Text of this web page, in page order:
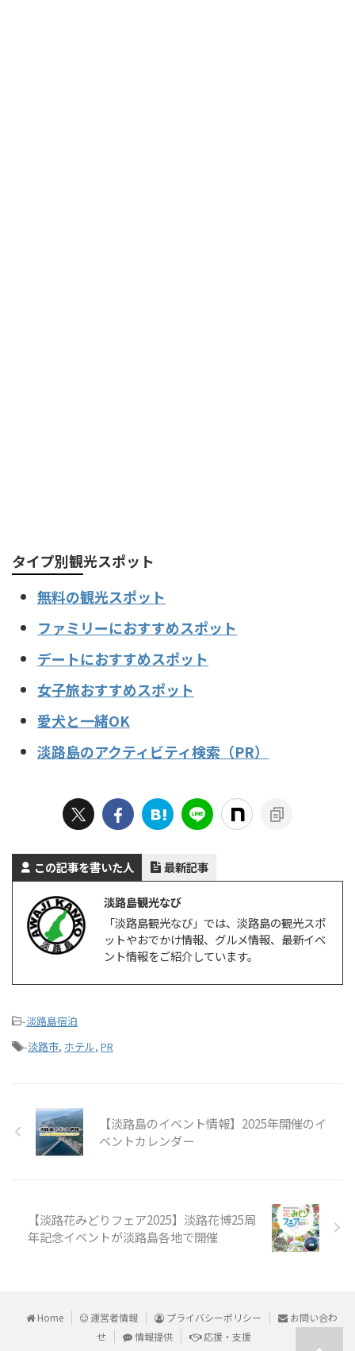
タイプ別観光スポット
無料の観光スポット
ファミリーにおすすめスポット
デートにおすすめスポット
女子旅おすすめスポット
愛犬と一緒OK
淡路島のアクティビティ検索（PR）
この記事を書いた人 最新記事
淡路島観光なび
「淡路島観光なび」では、淡路島の観光スポ
ットやおでかけ情報、グルメ情報、最新イベ
ント情報をご紹介しています。
-淡路島宿泊
-淡路市, ホテル, PR
【淡路島のイベント情報】2025年開催のイ
ベントカレンダー
【淡路花みどりフェア2025】淡路花博25周
年記念イベントが淡路島各地で開催
Home 運営者情報 プライバシーポリシー
お問い合わ
せ
情報提供 応援・支援